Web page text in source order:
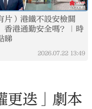
片）港鐵不設安檢關
港通勤安全嗎？｜時
睇
2026.07.22 13:49
更迭」劇本